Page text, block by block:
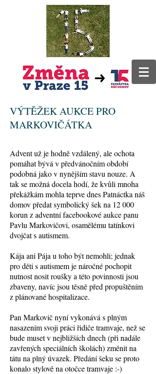
VÝTĚŽEK AUKCE PRO
MARKOVIČÁTKA
Advent už je hodně vzdálený, ale ochota
pomáhat bývá v předvánočním období
podobná jako v nynějším stavu nouze. A
tak se možná docela hodí, že kvůli mnoha
překážkám mohla teprve dnes Patnáctka náš
domov předat symbolický šek na 12 000
korun z adventní facebookové aukce panu
Pavlu Markovičovi, osamělému tatínkovi
dvojčat s autismem.
Kája ani Pája u toho být nemohli; jednak
pro děti s autismem je náročné pochopit
nutnost nosit roušky a této povinnosti jsou
zbaveny, navíc jsou těsně před propuštěním
z plánované hospitalizace.
Pan Markovič nyní vykonává s plným
nasazením svoji práci řidiče tramvaje, než se
bude muset v nejbližších dnech (při nadále
zavřených speciálních školách) změnit na
tátu na plný úvazek. Předání šeku se proto
konalo stylově na otočce tramvaje :-)